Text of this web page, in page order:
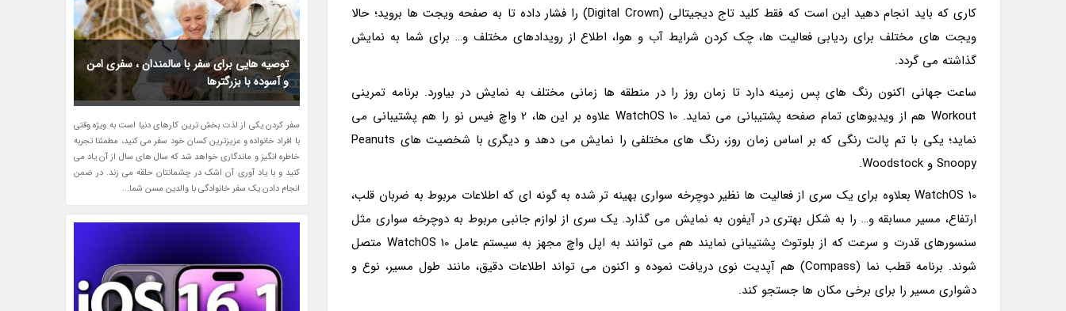
کاری که باید انجام دهید این است که فقط کلید تاج دیجیتالی (Digital Crown) را فشار داده تا به صفحه ویجت ها بروید؛ حالا
ویجت های مختلف برای ردیابی فعالیت ها، چک کردن شرایط آب و هوا، اطلاع از رویدادهای مختلف و… برای شما به نمایش
گذاشته می گردد.
ساعت جهانی اکنون رنگ های پس زمینه دارد تا زمان روز را در منطقه ها زمانی مختلف به نمایش در بیاورد. برنامه تمرینی
Workout هم از ویدیوهای تمام صفحه پشتیبانی می نماید. WatchOS 10 علاوه بر این ها، 2 واچ فیس نو را هم پشتیبانی می
نماید؛ یکی با تم پالت رنگی که بر اساس زمان روز، رنگ های مختلفی را نمایش می دهد و دیگری با شخصیت های Peanuts
Snoopy و Woodstock.
WatchOS 10 بعلاوه برای یک سری از فعالیت ها نظیر دوچرخه سواری بهینه تر شده به گونه ای که اطلاعات مربوط به ضربان قلب،
ارتفاع، مسیر مسابقه و… را به شکل بهتری در آیفون به نمایش می گذارد. یک سری از لوازم جانبی مربوط به دوچرخه سواری مثل
سنسورهای قدرت و سرعت که از بلوتوث پشتیبانی نمایند هم می توانند به اپل واچ مجهز به سیستم عامل WatchOS 10 متصل
شوند. برنامه قطب نما (Compass) هم آپدیت نوی دریافت نموده و اکنون می تواند اطلاعات دقیق، مانند طول مسیر، نوع و
دشواری مسیر را برای برخی مکان ها جستجو کند.
توصیه هایی برای سفر با سالمندان ، سفری امن
و آسوده با بزرگترها
سفر کردن یکی از لذت بخش ترین کارهای دنیا است به ویژه وقتی
با افراد خانواده و عزیزترین کسان خود سفر می کنید، مطمئنا تجربه
خاطره انگیز و ماندگاری خواهد شد که سال های سال از آن یاد می
کنید و با یاد آوری آن اشک در چشمانتان حلقه می زند. در ضمن
انجام دادن یک سفر خانوادگی با والدین مسن شما...